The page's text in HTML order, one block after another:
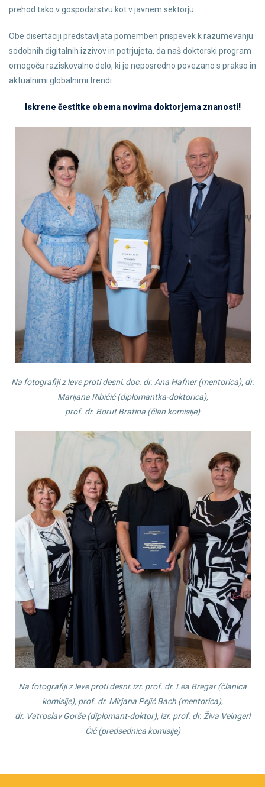
prehod tako v gospodarstvu kot v javnem sektorju.
Obe disertaciji predstavljata pomemben prispevek k razumevanju
sodobnih digitalnih izzivov in potrjujeta, da naš doktorski program
omogoča raziskovalno delo, ki je neposredno povezano s prakso in
aktualnimi globalnimi trendi.
Iskrene čestitke obema novima doktorjema znanosti!
Na fotografiji z leve proti desni: doc. dr. Ana Hafner (mentorica), dr.
Marijana Ribičić (diplomantka-doktorica),
prof. dr. Borut Bratina (član komisije)
Na fotografiji z leve proti desni: izr. prof. dr. Lea Bregar (članica
komisije), prof. dr. Mirjana Pejić Bach (mentorica),
dr. Vatroslav Gorše (diplomant-doktor), izr. prof. dr. Živa Veingerl
Čič (predsednica komisije)